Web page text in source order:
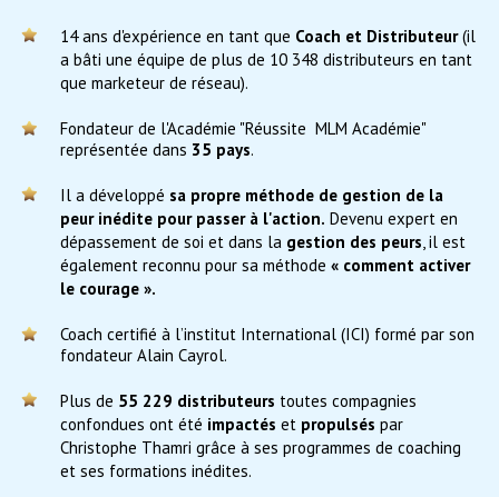
14 ans d'expérience en tant que Coach et Distributeur(il
a bâti une équipe de plus de 10 348 distributeurs en tant
que marketeur de réseau).
Fondateur de l'Académie "Réussite MLM Académie"
représentée dans 35 pays.
Il a développé sa propre méthode de gestion de la
peur inédite pour passer à l'action. Devenu expert en
dépassement de soi et dans la gestion des peurs, il est
également reconnu pour sa méthode « comment activer
le courage ».
​Coach certifié à l’institut International (ICI) formé par son
fondateur Alain Cayrol.
Plus de 55 229 distributeurs toutes compagnies
confondues ont été impactés et propulsés par
Christophe Thamri grâce à ses programmes de coaching
et ses formations inédites.